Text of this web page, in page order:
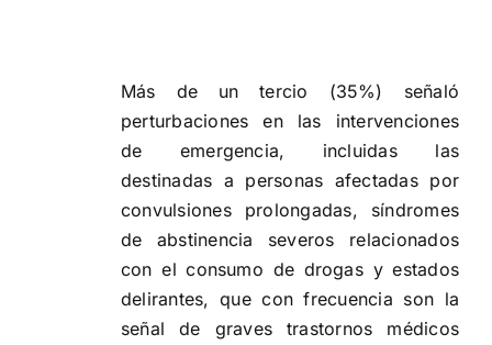
Más de un tercio (35%) señaló
perturbaciones en las intervenciones
de emergencia, incluidas las
‎destinadas a personas afectadas por
convulsiones prolongadas, síndromes
de abstinencia severos ‎relacionados
con el consumo de drogas y estados
delirantes, que con frecuencia son la
señal de ‎graves trastornos médicos